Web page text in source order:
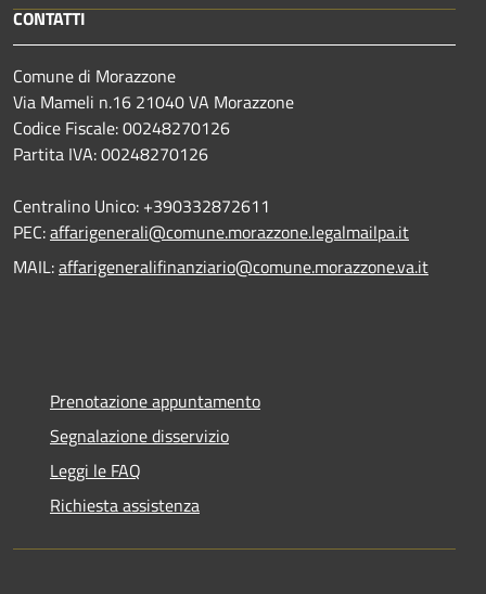
CONTATTI
Comune di Morazzone
Via Mameli n.16 21040 VA Morazzone
Codice Fiscale: 00248270126
Partita IVA: 00248270126
Centralino Unico: +390332872611
PEC:affarigenerali@comune.morazzone.legalmailpa.it
MAIL:affarigeneralifinanziario@comune.morazzone.va.it
Prenotazione appuntamento
Segnalazione disservizio
Leggi le FAQ
Richiesta assistenza